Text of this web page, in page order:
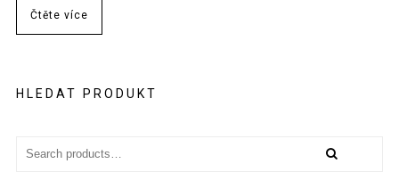
Čtěte více
HLEDAT PRODUKT
for: